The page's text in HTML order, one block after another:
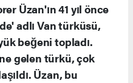
Üzan'ın 41 yıl önce
adlı Van türküsü,
beğeni topladı.
gelen türkü, çok
Üzan, bu